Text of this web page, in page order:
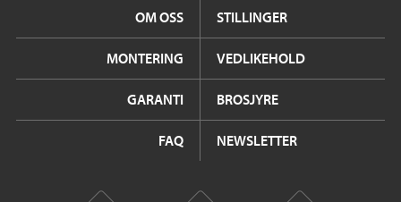
OM OSS STILLINGER
MONTERING VEDLIKEHOLD
GARANTI BROSJYRE
FAQ NEWSLETTER